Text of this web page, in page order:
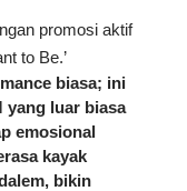
promosi aktif
to Be.’
biasa; ini
yang luar biasa
emosional
kayak
bikin